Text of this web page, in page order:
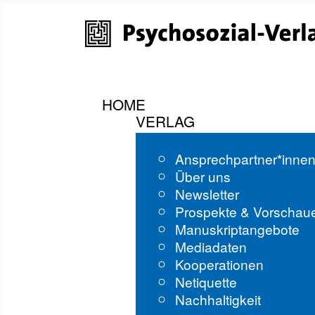
HOME
VERLAG
Über uns
Newsletter
Prospekte &
Manuskriptangebote
Mediadaten
Kooperationen
Netiquette
Nachhaltigkeit